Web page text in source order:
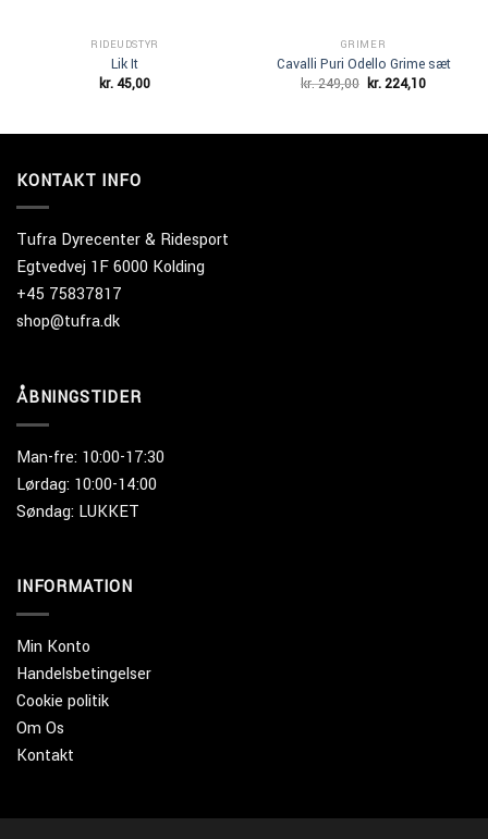
RIDEUDSTYR
Lik It
kr.45,00
GRIMER
Cavalli Puri Odello Grime sæt
kr.249,00 Den
oprindelige
kr. 249,00.
kr.224,10Den
kr. 224,10.
KONTAKT INFO
Tufra Dyrecenter & Ridesport
Egtvedvej 1F 6000 Kolding
+45 75837817
shop@tufra.dk
ÅBNINGSTIDER
Man-fre: 10:00-17:30
Lørdag: 10:00-14:00
Søndag: LUKKET
INFORMATION
Min Konto
Handelsbetingelser
Cookie politik
Om Os
Kontakt